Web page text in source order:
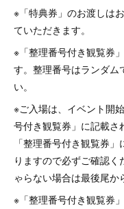
※「特典券」のお渡しは
ていただきます。
※「整理番号付き観覧券
す。整理番号はランダム
い。
※ご入場は、イベント開
号付き観覧券」に記載さ
「整理番号付き観覧券
りますので必ずご確認
ゃらない場合は最後尾か
※「整理番号付き観覧券